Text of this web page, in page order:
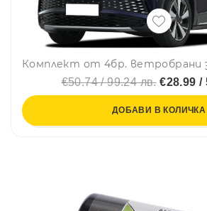
€50.74 / 99.24 лв.€28.99 /
ДОБАВИ В КОЛИЧКА